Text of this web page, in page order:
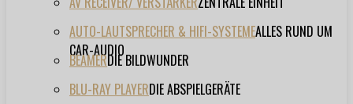
AUTO-LAUTSPRECHER & HIFI-SYSTEMEALLES RUND UM
CAR-AUDIO
BEAMERDIE BILDWUNDER
BLU-RAY PLAYERDIE ABSPIELGERÄTE